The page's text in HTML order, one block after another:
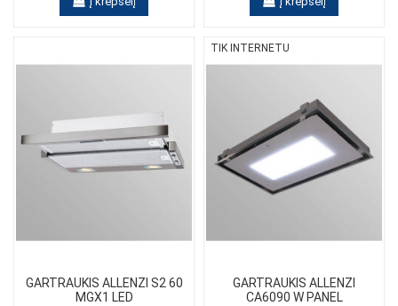
GARTRAUKIS ALLENZI S2 60
MGX1 LED
TIK INTERNETU
GARTRAUKIS ALLENZI
CA6090 W PANEL